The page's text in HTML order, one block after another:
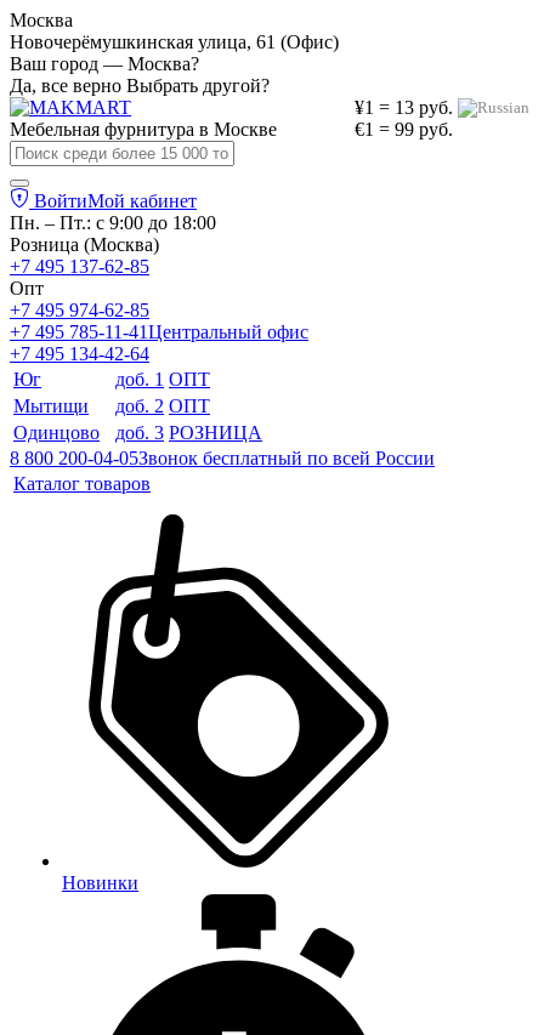
Москва
Новочерёмушкинская улица, 61 (Офис)
Ваш город — Москва?
Да, все верно Выбрать другой?
¥1 = 13 руб.
€1 = 99 руб.
Мебельная фурнитура в Москве
ВойтиМой кабинет
Пн. – Пт.: с 9:00 до 18:00
Розница (Москва)
+7 495 137-62-85
Опт
+7 495 974-62-85
+7 495 785-11-41Центральный офис
+7 495 134-42-64
Юг
доб. 1 ОПТ
Мытищи
доб. 2 ОПТ
Одинцово
доб. 3 РОЗНИЦА
8 800 200-04-05Звонок бесплатный по всей России
Каталог товаров
Новинки